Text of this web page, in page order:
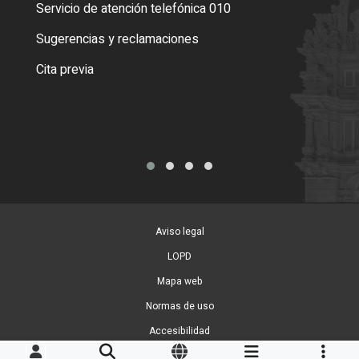
Servicio de atención telefónica 010
Sugerencias y reclamaciones
Cita previa
Aviso legal
LOPD
Mapa web
Normas de uso
Accesibilidad
Gestion de Cookies